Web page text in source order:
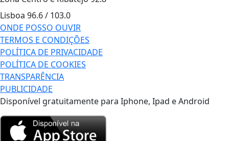
Lisboa 96.6 / 103.0
ONDE POSSO OUVIR
TERMOS E CONDIÇÕES
POLÍTICA DE PRIVACIDADE
POLÍTICA DE COOKIES
TRANSPARÊNCIA
PUBLICIDADE
Disponível gratuitamente para Iphone, Ipad e Android